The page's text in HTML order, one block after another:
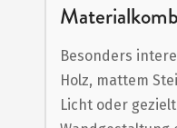
Besonders
Holz, mattem
Licht oder